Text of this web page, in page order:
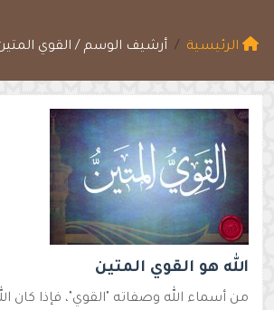
الرئيسية أرشيف الوسم / القوي
الله هو القوي المتين
من أسماء الله وصفاته "القوي"، فإذا كان